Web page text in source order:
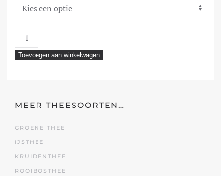
Rooibos
Rum
aantal
Toevoegen aan winkelwagen
MEER THEESOORTEN…
GROENE THEE
IJSTHEE
KRUIDENTHEE
ROOIBOSTHEE